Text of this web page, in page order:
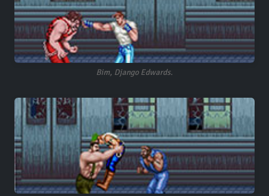
Bim, Django Edwards.